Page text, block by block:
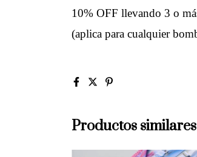
10% OFF llevando 3 o
(aplica para cualquier
Productos similares